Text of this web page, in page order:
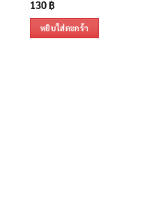
130 ฿
หยิบใส่ตะกร้า